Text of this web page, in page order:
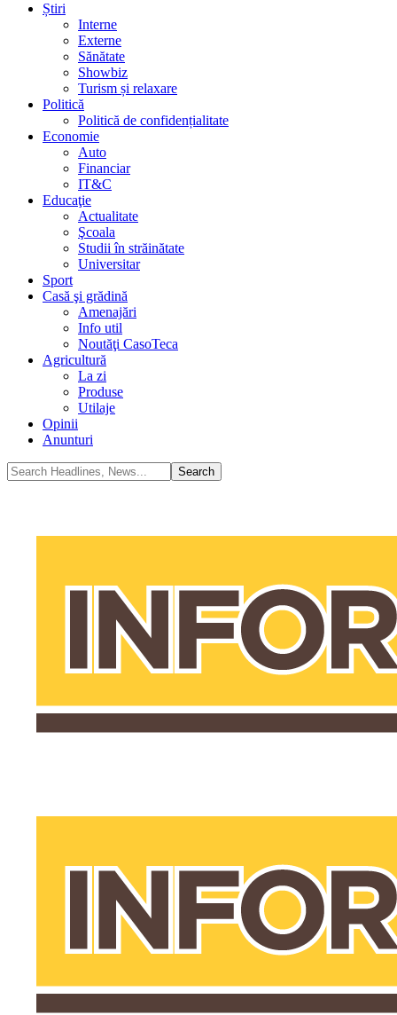
Știri
Interne
Externe
Sănătate
Showbiz
Turism și relaxare
Politică
Politică de confidențialitate
Economie
Auto
Financiar
IT&C
Educaţie
Actualitate
Şcoala
Studii în străinătate
Universitar
Sport
Casă şi grădină
Amenajări
Info util
Noutăţi CasoTeca
Agricultură
La zi
Produse
Utilaje
Opinii
Anunturi